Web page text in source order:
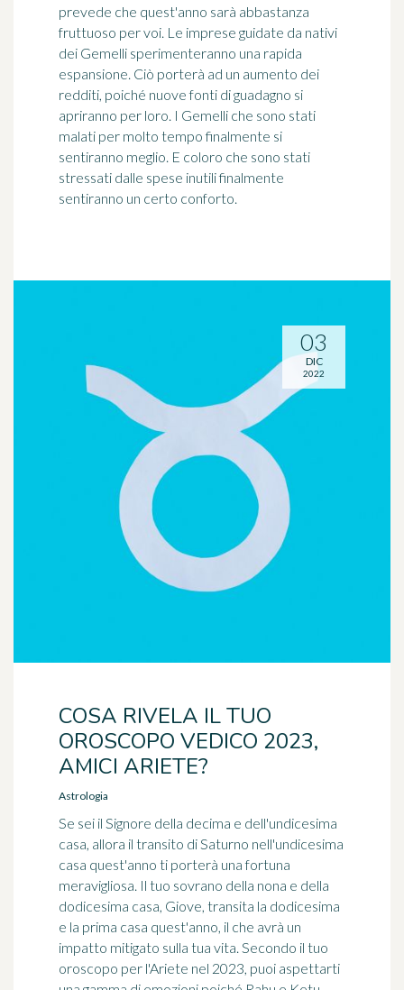
prevede che quest'anno sarà abbastanza
fruttuoso per voi. Le imprese guidate da nativi
dei Gemelli sperimenteranno una rapida
espansione. Ciò porterà ad un aumento dei
redditi, poiché nuove fonti di guadagno si
apriranno per loro. I Gemelli che sono stati
malati per molto tempo finalmente si
sentiranno meglio. E coloro che sono stati
stressati dalle spese inutili finalmente
sentiranno un certo conforto.
COSA RIVELA IL TUO
OROSCOPO VEDICO 2023,
AMICI ARIETE?
Astrologia
Se sei il Signore della decima e dell'undicesima
casa, allora il transito di Saturno nell'undicesima
casa quest'anno ti porterà una fortuna
meravigliosa. Il tuo sovrano della nona e della
dodicesima casa, Giove, transita la dodicesima
e la prima casa quest'anno, il che avrà un
impatto mitigato sulla tua vita. Secondo il tuo
oroscopo per l'Ariete nel 2023, puoi aspettarti
03
DIC
2022